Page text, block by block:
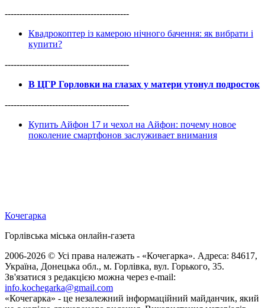
------------------------------------------
Квадрокоптер із камерою нічного бачення: як вибрати і
купити?
------------------------------------------
В ЦГР Горловки на глазах у матери утонул подросток
------------------------------------------
Купить Айфон 17 и чехол на Айфон: почему новое
поколение смартфонов заслуживает внимания
Кочегарка
Горлівська міська онлайн-газета
2006-2026 © Усі права належать - «Кочегарка». Адреса: 84617,
Україна, Донецька обл., м. Горлівка, вул. Горького, 35.
Зв'язатися з редакцією можна через e-mail:
info.kochegarka@gmail.com
«Кочегарка» - це незалежний інформаційний майданчик, який